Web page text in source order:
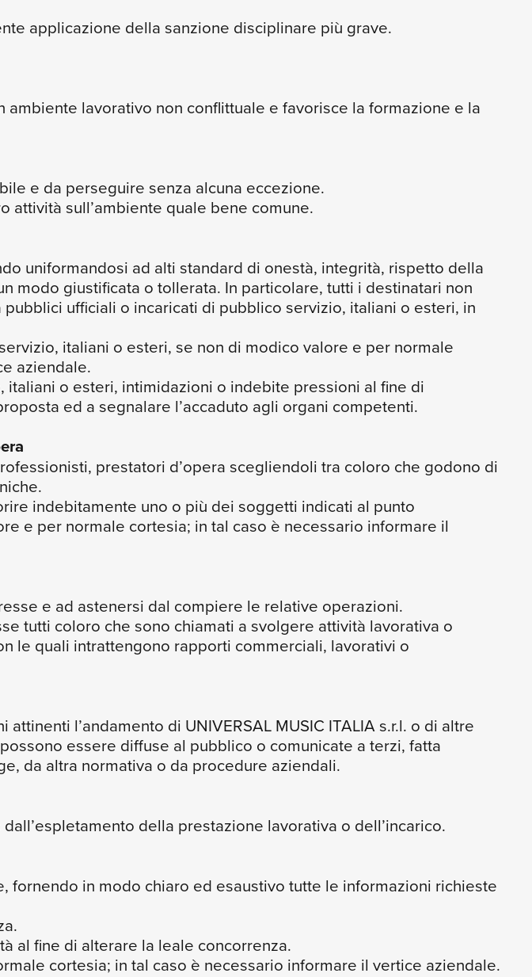
applicazione della sanzione disciplinare più grave.
ambiente lavorativo non conflittuale e favorisce la formazione e la
e da perseguire senza alcuna eccezione.
attività sull’ambiente quale bene comune.
uniformandosi ad alti standard di onestà, integrità, rispetto della
modo giustificata o tollerata. In particolare, tutti i destinatari non
ufficiali o incaricati di pubblico servizio, italiani o esteri, in
italiani o esteri, se non di modico valore e per normale
aziendale.
o esteri, intimidazioni o indebite pressioni al fine di
ed a segnalare l’accaduto agli organi competenti.
prestatori d’opera scegliendoli tra coloro che godono di
indebitamente uno o più dei soggetti indicati al punto
e per normale cortesia; in tal caso è necessario informare il
e ad astenersi dal compiere le relative operazioni.
tutti coloro che sono chiamati a svolgere attività lavorativa o
le quali intrattengono rapporti commerciali, lavorativi o
l’andamento di UNIVERSAL MUSIC ITALIA s.r.l. o di altre
essere diffuse al pubblico o comunicate a terzi, fatta
da altra normativa o da procedure aziendali.
della prestazione lavorativa o dell’incarico.
in modo chiaro ed esaustivo tutte le informazioni richieste
al fine di alterare la leale concorrenza.
cortesia; in tal caso è necessario informare il vertice aziendale.